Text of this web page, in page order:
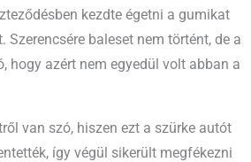
kezdte égetni a gumikat
Szerencsére baleset nem történt, de a
hogy azért nem egyedül volt abban a
van szó, hiszen ezt a szürke autót
így végül sikerült megfékezni